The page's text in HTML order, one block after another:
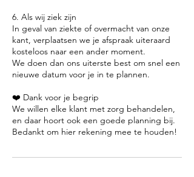
6. Als wij ziek zijn
In geval van ziekte of overmacht van onze
kant, verplaatsen we je afspraak uiteraard
kosteloos naar een ander moment.
We doen dan ons uiterste best om snel een
nieuwe datum voor je in te plannen.
❤️ Dank voor je begrip
We willen elke klant met zorg behandelen,
en daar hoort ook een goede planning bij.
Bedankt om hier rekening mee te houden!